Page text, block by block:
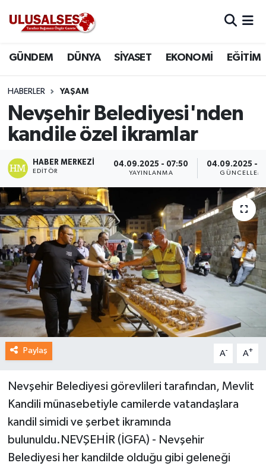
GÜNDEM DÜNYA SİYASET EKONOMİ EĞİTİM
HABERLER YAŞAM
Nevşehir Belediyesi'nden
kandile özel ikramlar
HABER MERKEZI
EDITÖR
04.09.2025 - 07:50
YAYINLANMA
04.09.2025 -
Paylaş A- A+
Nevşehir Belediyesi görevlileri tarafından, Mevlit
Kandili münasebetiyle camilerde vatandaşlara
kandil simidi ve şerbet ikramında
bulunuldu.NEVŞEHİR (İGFA) - Nevşehir
Belediyesi her kandilde olduğu gibi geleneği
DÜNYA
SİYASET
EKONOMİ
EĞİTİM
SAĞLIK
MAGAZİN
SPOR
Trafik Durumu
Süper Lig Puan Durumu ve Fikstür
Tüm Manşetler
Son Dakika Haberleri
Haber Arşivi